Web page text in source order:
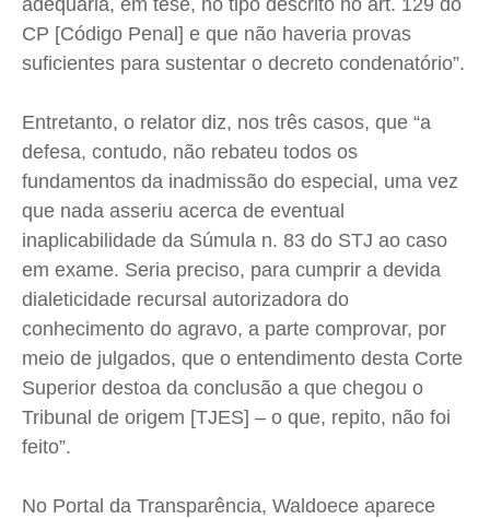
adequaria, em tese, no tipo descrito no art. 129 do
CP [Código Penal] e que não haveria provas
suficientes para sustentar o decreto condenatório”.
Entretanto, o relator diz, nos três casos, que “a
defesa, contudo, não rebateu todos os
fundamentos da inadmissão do especial, uma vez
que nada asseriu acerca de eventual
inaplicabilidade da Súmula n. 83 do STJ ao caso
em exame. Seria preciso, para cumprir a devida
dialeticidade recursal autorizadora do
conhecimento do agravo, a parte comprovar, por
meio de julgados, que o entendimento desta Corte
Superior destoa da conclusão a que chegou o
Tribunal de origem [TJES] – o que, repito, não foi
feito”.
No Portal da Transparência, Waldoece aparece